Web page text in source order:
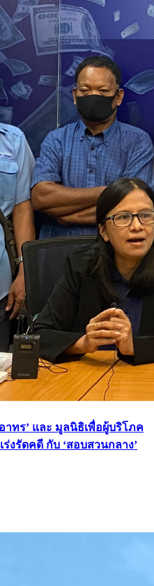
าทร’ และ มูลนิธิเพื่อผู้บริโภค
งรัดคดี กับ ‘สอบสวนกลาง’